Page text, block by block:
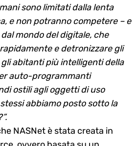
sono limitati dalla lenta
e non potranno competere – e
mondo del digitale, che
e detronizzare gli
abitanti più intelligenti della
auto-programmanti
ostili agli oggetti di uso
abbiamo posto sotto la
NASNet è stata creata in